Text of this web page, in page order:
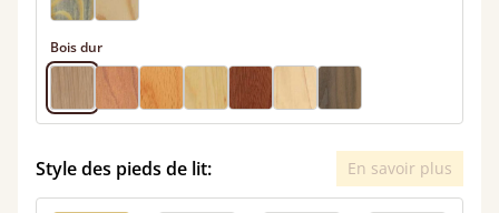
Bois dur
Style des pieds de lit: En savoir plus